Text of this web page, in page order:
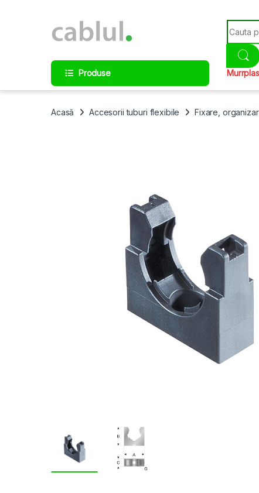
Search
Produse
Acasă Accesorii tuburi flexibile Fixare,